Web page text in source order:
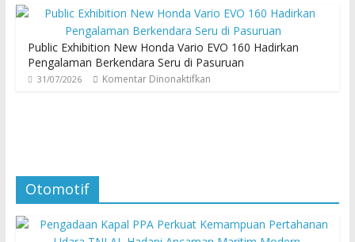
Public Exhibition New Honda Vario EVO 160 Hadirkan
Pengalaman Berkendara Seru di Pasuruan
31/07/2026 Komentar Dinonaktifkan
Otomotif